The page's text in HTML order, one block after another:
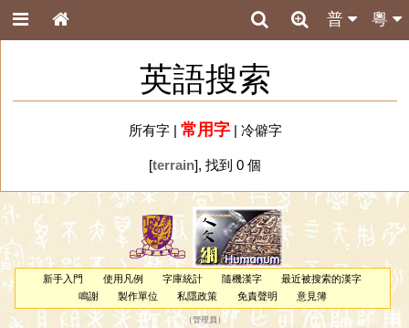
粵
普
英語搜索
所有字| 常用字| 冷僻字
[terrain], 找到 0 個
新手入門 使用凡例 字庫統計 隨機漢字
最近被搜索的漢字
鳴謝
製作單位 私隱政策 免責聲明 意見簿
（管理員 ）